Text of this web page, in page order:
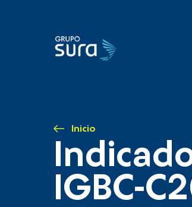
Inicio
IGBC-